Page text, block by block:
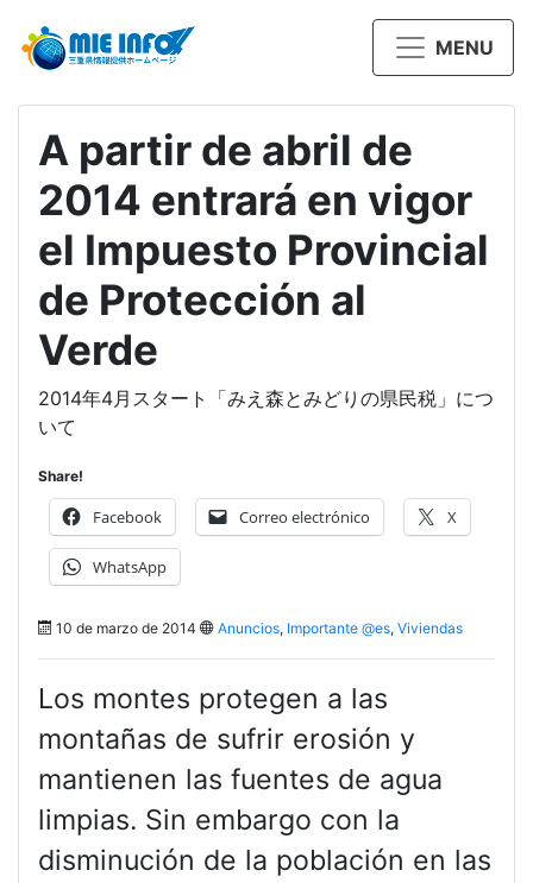
MENU
A partir de abril de
2014 entrará en vigor
el Impuesto Provincial
de Protección al
Verde
2014年4月スタート「みえ森とみどりの県民税」につ
いて
Share!
Facebook Correo electrónico X
WhatsApp
10 de marzo de 2014 Anuncios, Importante @es, Viviendas
Los montes protegen a las
montañas de sufrir erosión y
mantienen las fuentes de agua
limpias. Sin embargo con la
disminución de la población en las